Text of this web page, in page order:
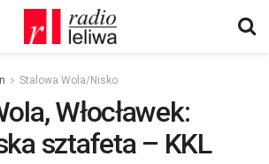
Stalowa Wola/Nisko
Włocławek:
sztafeta – KKL